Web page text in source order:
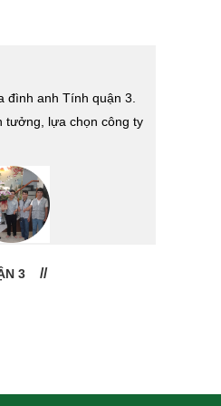
đình anh Tính quận 3.
tưởng, lựa chọn công ty
3